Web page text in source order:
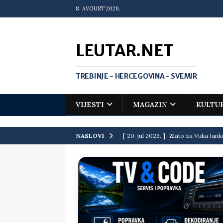
8. AVGUST 2026.
LEUTAR.NET
TREBINJE - HERCEGOVINA - SVEMIR
VIJESTI MAGAZIN
NASLOVI [ 20. jul 2026. ] Zlato za Vuka
[ 19. jul 2026. ] Da li i obraz ima
[ 16. jul 2026. ] Mile će da ti oprosti
[ 16. jul 2026. ] Krediti i dugovi
[ 15. jul 2026. ] Politički potres u